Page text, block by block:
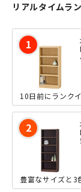
リアルタイムラ
10日前にランク